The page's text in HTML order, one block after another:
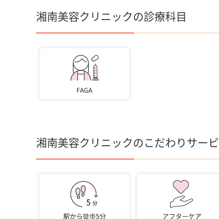
湘南美容クリニックの診療科目
湘南美容クリニックのこだわりサー